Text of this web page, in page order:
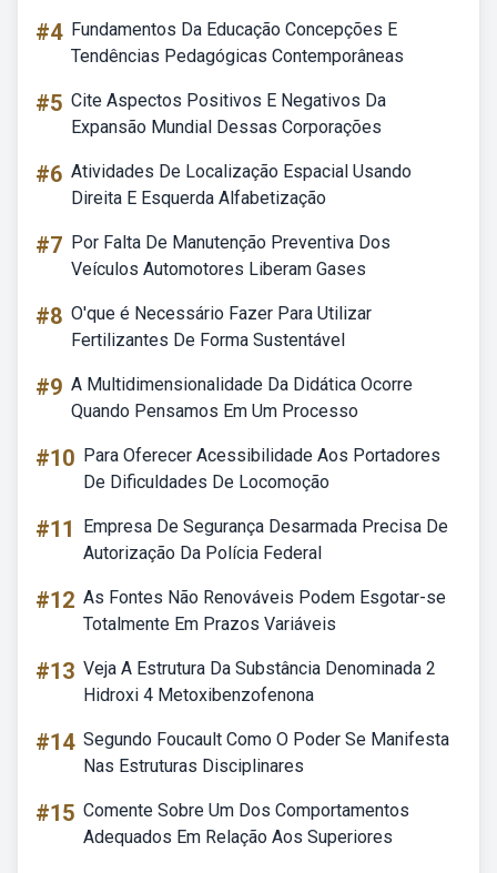
#4 Fundamentos Da Educação Concepções E
Tendências Pedagógicas Contemporâneas
#5 Cite Aspectos Positivos E Negativos Da
Expansão Mundial Dessas Corporações
#6 Atividades De Localização Espacial Usando
Direita E Esquerda Alfabetização
#7 Por Falta De Manutenção Preventiva Dos
Veículos Automotores Liberam Gases
#8 O'que é Necessário Fazer Para Utilizar
Fertilizantes De Forma Sustentável
#9 A Multidimensionalidade Da Didática Ocorre
Quando Pensamos Em Um Processo
#10 Para Oferecer Acessibilidade Aos Portadores
De Dificuldades De Locomoção
#11
Empresa De Segurança Desarmada Precisa De
Autorização Da Polícia Federal
#12 As Fontes Não Renováveis Podem Esgotar-se
Totalmente Em Prazos Variáveis
#13 Veja A Estrutura Da Substância Denominada 2
Hidroxi 4 Metoxibenzofenona
#14 Segundo Foucault Como O Poder Se Manifesta
Nas Estruturas Disciplinares
#15 Comente Sobre Um Dos Comportamentos
Adequados Em Relação Aos Superiores